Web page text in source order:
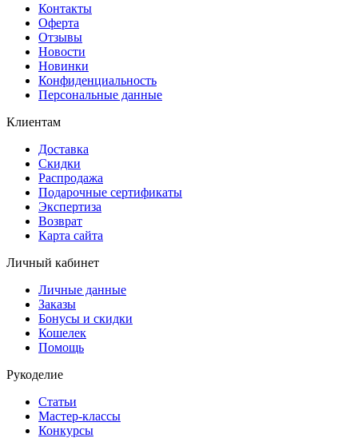
Контакты
Оферта
Отзывы
Новости
Новинки
Конфиденциальность
Персональные данные
Клиентам
Доставка
Скидки
Распродажа
Подарочные сертификаты
Экспертиза
Возврат
Карта сайта
Личный кабинет
Личные данные
Заказы
Бонусы и скидки
Кошелек
Помощь
Рукоделие
Статьи
Мастер-классы
Конкурсы